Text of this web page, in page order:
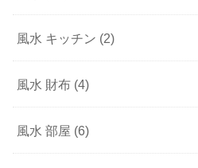
風水 キッチン (2)
風水 財布 (4)
風水 部屋 (6)